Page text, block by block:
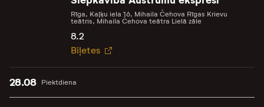
Rīga, Kaļķu iela 16, Mihaila Čehova Rīgas Krievu
teātris, Mihaila Čehova teātra Lielā zāle
8.2
Biļetes
Piektdiena
28.08